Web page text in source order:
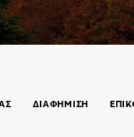
ΔΙΑΦΗΜΙΣΗ